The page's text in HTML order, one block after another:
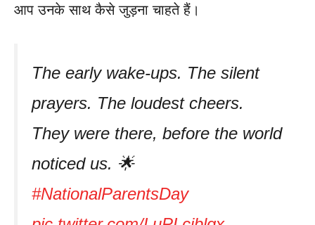
आप उनके साथ कैसे जुड़ना चाहते हैं।
The early wake-ups. The silent
prayers. The loudest cheers.
They were there, before the world
noticed us. 🌟
#NationalParentsDay